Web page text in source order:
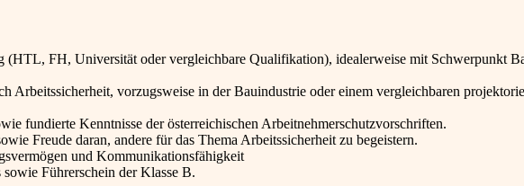
(HTL, FH, Universität oder vergleichbare Qualifikation), idealerweise mit Schwerpunkt
Arbeitssicherheit, vorzugsweise in der Bauindustrie oder einem vergleichbaren
fundierte Kenntnisse der österreichischen Arbeitnehmerschutzvorschriften.
Freude daran, andere für das Thema Arbeitssicherheit zu begeistern.
und Kommunikationsfähigkeit
Führerschein der Klasse B.